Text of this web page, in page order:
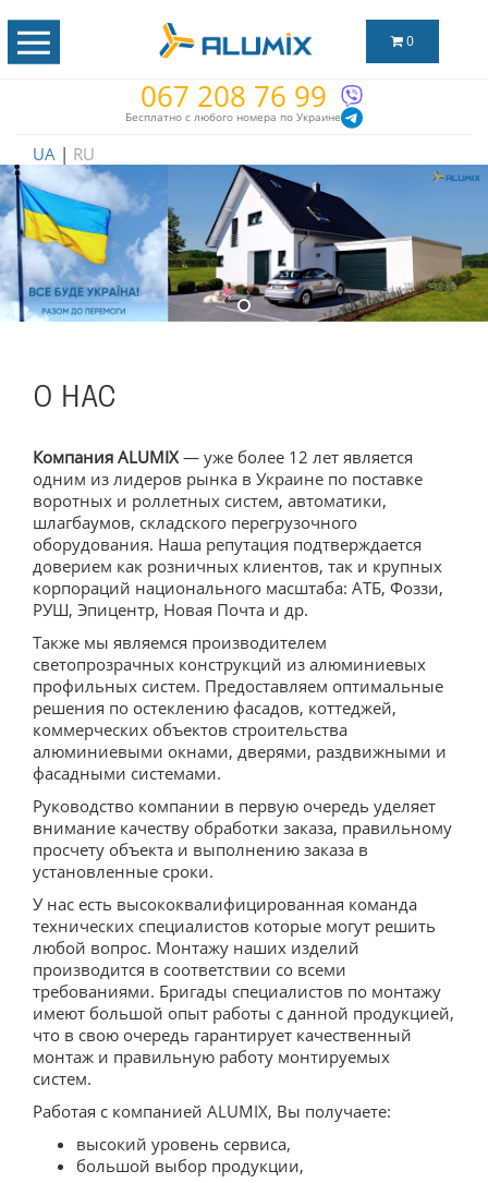
0
067 208 76 99
Бесплатно с любого номера по Украине
UA | RU
О НАС
Компания ALUMIX — уже более 12 лет является
одним из лидеров рынка в Украине по поставке
воротных и роллетных систем, автоматики,
шлагбаумов, складского перегрузочного
оборудования. Наша репутация подтверждается
доверием как розничных клиентов, так и крупных
корпораций национального масштаба: АТБ, Фоззи,
РУШ, Эпицентр, Новая Почта и др.
Также мы являемся производителем
светопрозрачных конструкций из алюминиевых
профильных систем. Предоставляем оптимальные
решения по остеклению фасадов, коттеджей,
коммерческих объектов строительства
алюминиевыми окнами, дверями, раздвижными и
фасадными системами.
Руководство компании в первую очередь уделяет
внимание качеству обработки заказа, правильному
просчету объекта и выполнению заказа в
установленные сроки.
У нас есть высококвалифицированная команда
технических специалистов которые могут решить
любой вопрос. Монтажу наших изделий
производится в соответствии со всеми
требованиями. Бригады специалистов по монтажу
имеют большой опыт работы с данной продукцией,
что в свою очередь гарантирует качественный
монтаж и правильную работу монтируемых
систем.
Работая с компанией ALUMIX, Вы получаете:
высокий уровень сервиса,
большой выбор продукции,